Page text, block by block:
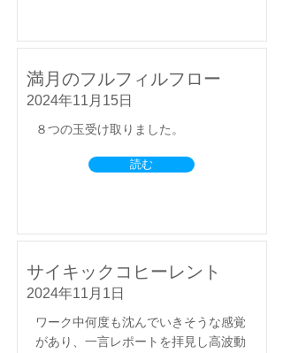
満月のフルフィルフロー
2024年11月15日
８つの玉受け取りました。
読む
サイキックコヒーレント
2024年11月1日
ワーク中何度も沈んでいきそうな感覚
があり、一言レポートを拝見し高波動